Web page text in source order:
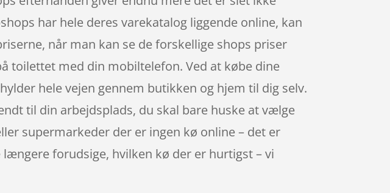
har hele deres varekatalog liggende online, kan
når man kan se de forskellige shops priser
toilettet med din mobiltelefon. Ved at købe dine
hele vejen gennem butikken og hjem til dig selv.
til din arbejdsplads, du skal bare huske at vælge
supermarkeder der er ingen kø online – det er
forudsige, hvilken kø der er hurtigst – vi